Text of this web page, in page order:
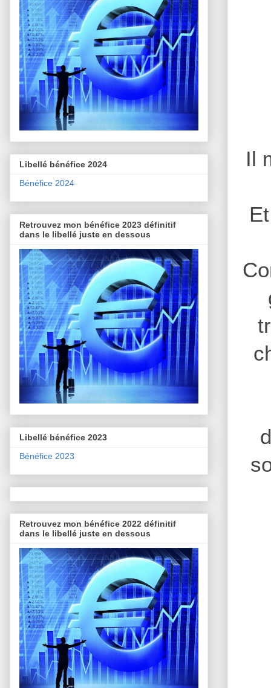
Il
Libellé bénéfice 2024
Bénéfice 2024
Retrouvez mon bénéfice 2023 définitif
dans le libellé juste en dessous
Libellé bénéfice 2023
Bénéfice 2023
Retrouvez mon bénéfice 2022 définitif
dans le libellé juste en dessous